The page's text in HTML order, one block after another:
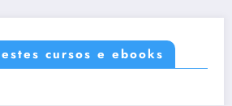
cursos e ebooks